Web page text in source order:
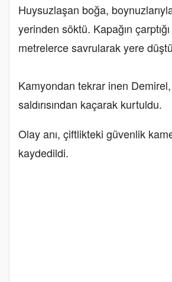
Huysuzlaşan boğa,
yerinden söktü. Kapağın
metrelerce savrularak yere
Kamyondan tekrar inen Demirel,
saldırısından kaçarak kurtuldu.
Olay anı, çiftlikteki güvenlik
kaydedildi.